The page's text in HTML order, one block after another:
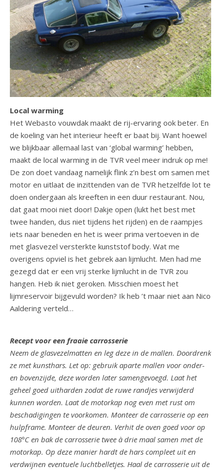
Local warming
Het Webasto vouwdak maakt de rij-ervaring ook beter. En
de koeling van het interieur heeft er baat bij. Want hoewel
we blijkbaar allemaal last van ‘global warming’ hebben,
maakt de local warming in de TVR veel meer indruk op me!
De zon doet vandaag namelijk flink z’n best om samen met
motor en uitlaat de inzittenden van de TVR hetzelfde lot te
doen ondergaan als kreeften in een duur restaurant. Nou,
dat gaat mooi niet door! Dakje open (lukt het best met
twee handen, dus niet tijdens het rijden) en de raampjes
iets naar beneden en het is weer prima vertoeven in de
met glasvezel versterkte kunststof body. Wat me
overigens opviel is het gebrek aan lijmlucht. Men had me
gezegd dat er een vrij sterke lijmlucht in de TVR zou
hangen. Heb ik niet geroken. Misschien moest het
lijmreservoir bijgevuld worden? Ik heb ’t maar niet aan Nico
Aaldering verteld…
Recept voor een fraaie carrosserie
Neem de glasvezelmatten en leg deze in de mallen. Doordrenk
ze met kunsthars. Let op: gebruik aparte mallen voor onder-
en bovenzijde, deze worden later samengevoegd. Laat het
geheel goed uitharden zodat de ruwe randjes verwijderd
kunnen worden. Laat de motorkap nog even met rust om
beschadigingen te voorkomen. Monteer de carrosserie op een
hulpframe. Monteer de deuren. Verhit de oven goed voor op
108°C en bak de carrosserie twee à drie maal samen met de
motorkap. Op deze manier hardt de hars compleet uit en
verdwijnen eventuele luchtbelletjes. Haal de carrosserie uit de